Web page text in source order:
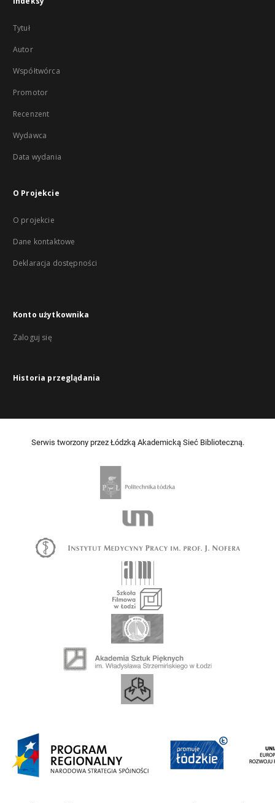
Tytuł
Autor
Współtwórca
Promotor
Recenzent
Wydawca
Data wydania
O Projekcie
O projekcie
Dane kontaktowe
Deklaracja dostępności
Konto użytkownika
Zaloguj się
Historia przeglądania
Serwis tworzony przez Łódzką Akademicką Sieć Biblioteczną.